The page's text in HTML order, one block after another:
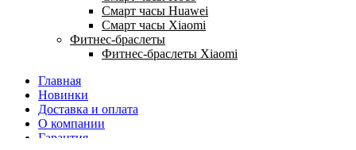
Смарт часы Huawei
Смарт часы Xiaomi
Фитнес-браслеты
Фитнес-браслеты Xiaomi
Главная
Новинки
Доставка и оплата
О компании
Гарантия